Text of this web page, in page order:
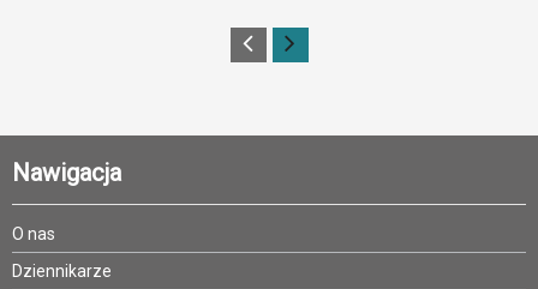
Nawigacja
O nas
Dziennikarze